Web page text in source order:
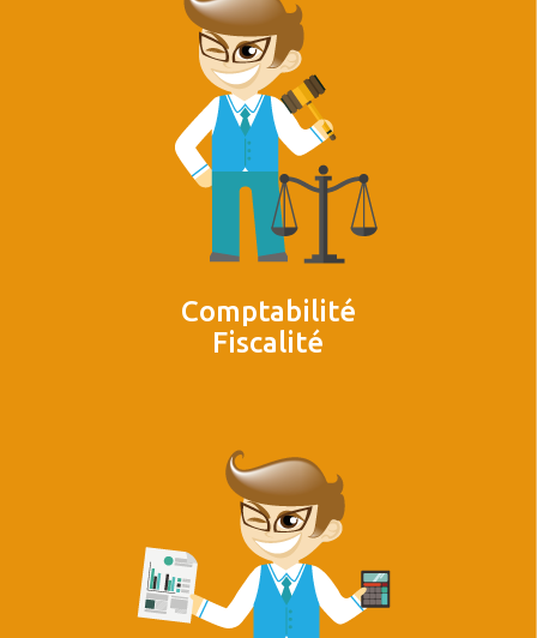
Comptabilité
Fiscalité